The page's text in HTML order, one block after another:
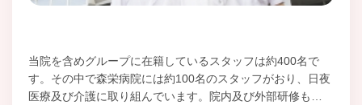
当院を含めグループに在籍しているスタッフは約400名で
す。その中で森栄病院には約100名のスタッフがおり、日夜
医療及び介護に取り組んでいます。院内及び外部研修も